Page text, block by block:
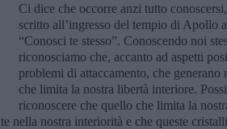
Ci dice che occorre anzi tutto
scritto all’ingresso del tempio di Apollo
“Conosci te stesso”. Conoscendo noi
riconosciamo che, accanto ad aspetti
problemi di attaccamento, che generano
che limita la nostra libertà interiore.
riconoscere che quello che limita la
nella nostra interiorità e che queste